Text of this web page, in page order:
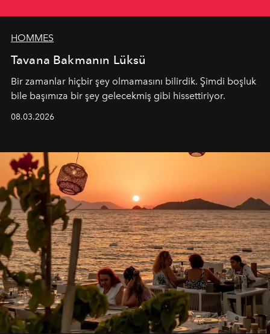
HOMMES
Tavana Bakmanın Lüksü
Bir zamanlar hiçbir şey olmamasını bilirdik. Şimdi boşluk
bile başımıza bir şey gelecekmiş gibi hissettiriyor.
08.03.2026